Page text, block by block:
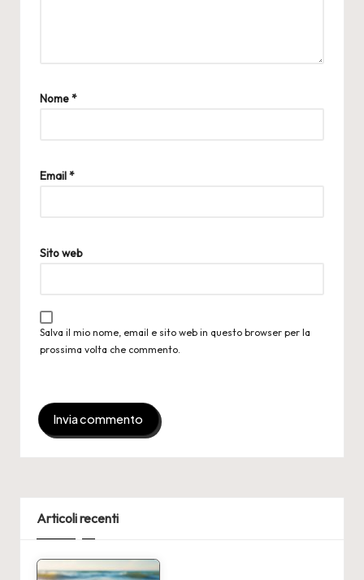
Nome*
Email*
Sito web
Salva il mio nome, email e sito web in questo browser per la
prossima volta che commento.
Articoli recenti